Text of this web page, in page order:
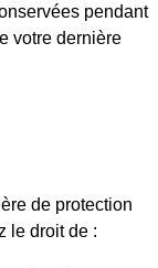
pendant
votre dernière
de protection
le droit de :